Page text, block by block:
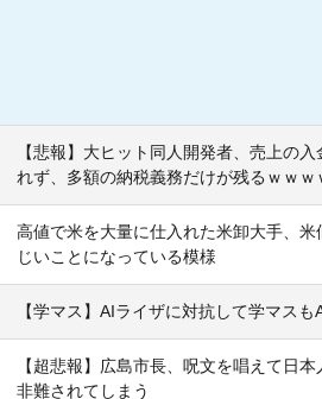
【悲報】大ヒット同人開発者、売上の
れず、多額の納税義務だけが残るｗｗｗ
高値で米を大量に仕入れた米卸大手、米
じいことになっている模様
【学マス】AIライザに対抗して学マスも
【超悲報】広島市長、呪文を唱えて日
非難されてしまう